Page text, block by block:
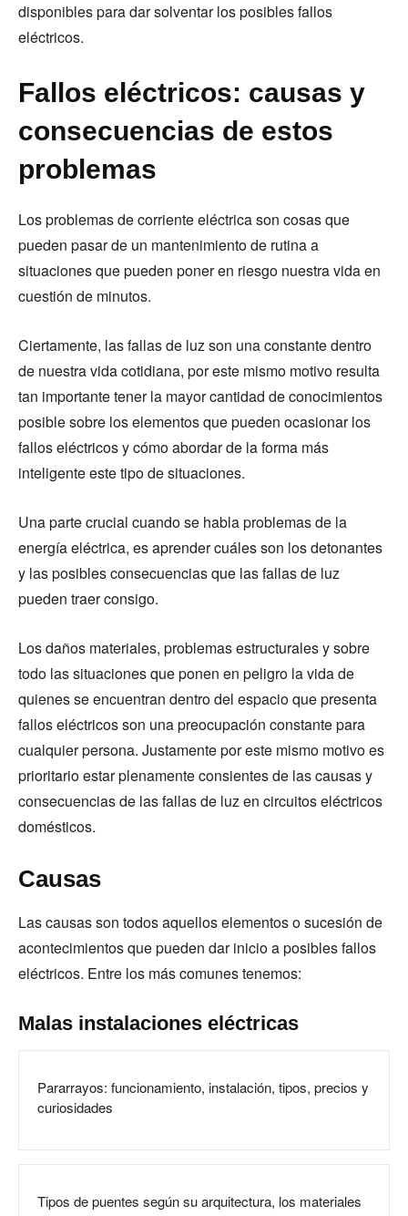
disponibles para dar solventar los posibles fallos
eléctricos.
Fallos eléctricos: causas y
consecuencias de estos
problemas
Los problemas de corriente eléctrica son cosas que
pueden pasar de un mantenimiento de rutina a
situaciones que pueden poner en riesgo nuestra vida en
cuestión de minutos.
Ciertamente, las fallas de luz son una constante dentro
de nuestra vida cotidiana, por este mismo motivo resulta
tan importante tener la mayor cantidad de conocimientos
posible sobre los elementos que pueden ocasionar los
fallos eléctricos y cómo abordar de la forma más
inteligente este tipo de situaciones.
Una parte crucial cuando se habla problemas de la
energía eléctrica, es aprender cuáles son los detonantes
y las posibles consecuencias que las fallas de luz
pueden traer consigo.
Los daños materiales, problemas estructurales y sobre
todo las situaciones que ponen en peligro la vida de
quienes se encuentran dentro del espacio que presenta
fallos eléctricos son una preocupación constante para
cualquier persona. Justamente por este mismo motivo es
prioritario estar plenamente consientes de las causas y
consecuencias de las fallas de luz en circuitos eléctricos
domésticos.
Causas
Las causas son todos aquellos elementos o sucesión de
acontecimientos que pueden dar inicio a posibles fallos
eléctricos. Entre los más comunes tenemos:
Malas instalaciones eléctricas
Pararrayos: funcionamiento, instalación, tipos, precios y
curiosidades
Tipos de puentes según su arquitectura, los materiales